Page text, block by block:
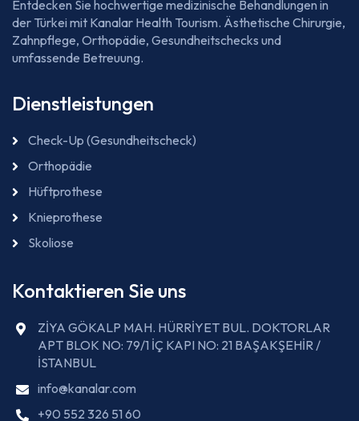
Entdecken Sie hochwertige medizinische Behandlungen in
der Türkei mit Kanalar Health Tourism. Ästhetische Chirurgie,
Zahnpflege, Orthopädie, Gesundheitschecks und
umfassende Betreuung.
Dienstleistungen
Check-Up (Gesundheitscheck)
Orthopädie
Hüftprothese
Knieprothese
Skoliose
Kontaktieren Sie uns
ZİYA GÖKALP MAH. HÜRRİYET BUL. DOKTORLAR
APT BLOK NO: 79/1 İÇ KAPI NO: 21 BAŞAKŞEHİR /
İSTANBUL
info@kanalar.com
+90 552 326 51 60